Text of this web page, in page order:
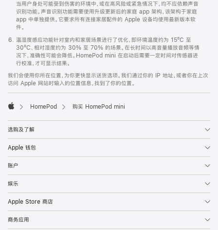
当用户身处可能受到伤害的环境中，或在高风险或紧急情况下，均不应依赖声音
识别功能。声音识别功能需要使用升级更新后的家庭 app 架构，该架构于家庭
app 中单独提供。它要求所有连接家居配件的 Apple 设备均使用最新版本软
件。
温湿度感应功能针对室内和家居场景进行了优化，即环境温度约为 15ºC 至
30ºC、相对湿度约为 30% 至 70% 的场景。在长时间以高音量播放音频等情
况下，准确性可能会降低。HomePod mini 在启动后需要一定时间对传感器进
行校准，才可显示结果。
我们会使用你所在位置，为你更快显示送货选项。我们通过你的 IP 地址，或者你在上次
访问 Apple 网站时输入的位置信息，找到了你的位置。
HomePod 购买 HomePod mini
选购及了解
Apple 钱包
账户
娱乐
Apple Store 商店
商务应用